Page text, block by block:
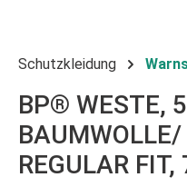
Schutzkleidung
BP® WESTE,
BAUMWOLLE/
REGULAR FIT,